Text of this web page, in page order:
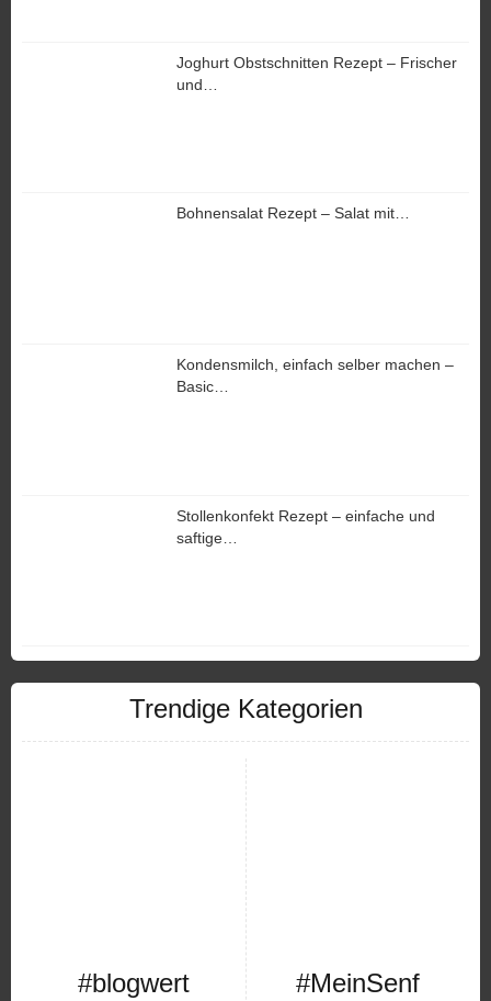
Joghurt Obstschnitten Rezept – Frischer
und…
Bohnensalat Rezept – Salat mit…
Kondensmilch, einfach selber machen –
Basic…
Stollenkonfekt Rezept – einfache und
saftige…
Trendige Kategorien
#blogwert #MeinSenf